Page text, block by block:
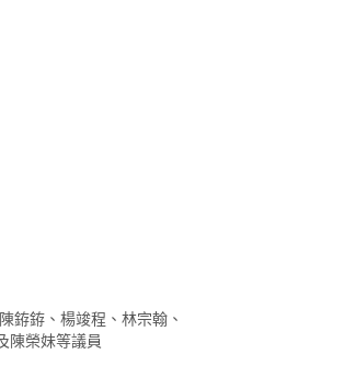
銌銌、楊竣程、林宗翰、
陳榮妹等議員